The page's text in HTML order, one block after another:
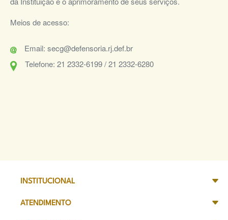
Meios de acesso:
Email: secg@defensoria.rj.def.br
Telefone: 21 2332-6199 / 21 2332-6280
INSTITUCIONAL
ATENDIMENTO